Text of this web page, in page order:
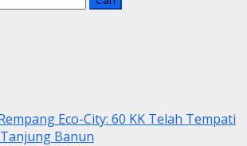
Eco-City: 60 KK Telah Tempati
Banun